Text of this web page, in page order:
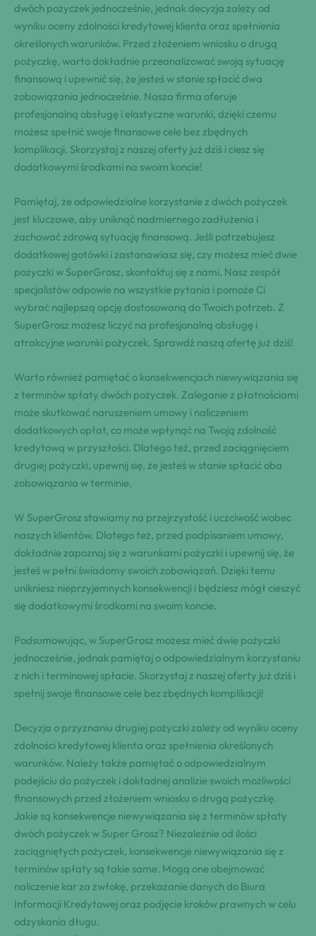
dwóch pożyczek jednocześnie, jednak decyzja zależy od
wyniku oceny zdolności kredytowej klienta oraz spełnienia
określonych warunków. Przed złożeniem wniosku o drugą
pożyczkę, warto dokładnie przeanalizować swoją sytuację
finansową i upewnić się, że jesteś w stanie spłacić dwa
zobowiązania jednocześnie. Nasza firma oferuje
profesjonalną obsługę i elastyczne warunki, dzięki czemu
możesz spełnić swoje finansowe cele bez zbędnych
komplikacji. Skorzystaj z naszej oferty już dziś i ciesz się
dodatkowymi środkami na swoim koncie!
Pamiętaj, że odpowiedzialne korzystanie z dwóch pożyczek
jest kluczowe, aby uniknąć nadmiernego zadłużenia i
zachować zdrową sytuację finansową. Jeśli potrzebujesz
dodatkowej gotówki i zastanawiasz się, czy możesz mieć dwie
pożyczki w SuperGrosz, skontaktuj się z nami. Nasz zespół
specjalistów odpowie na wszystkie pytania i pomoże Ci
wybrać najlepszą opcję dostosowaną do Twoich potrzeb. Z
SuperGrosz możesz liczyć na profesjonalną obsługę i
atrakcyjne warunki pożyczek. Sprawdź naszą ofertę już dziś!
Warto również pamiętać o konsekwencjach niewywiązania się
z terminów spłaty dwóch pożyczek. Zaleganie z płatnościami
może skutkować naruszeniem umowy i naliczeniem
dodatkowych opłat, co może wpłynąć na Twoją zdolność
kredytową w przyszłości. Dlatego też, przed zaciągnięciem
drugiej pożyczki, upewnij się, że jesteś w stanie spłacić oba
zobowiązania w terminie.
W SuperGrosz stawiamy na przejrzystość i uczciwość wobec
naszych klientów. Dlatego też, przed podpisaniem umowy,
dokładnie zapoznaj się z warunkami pożyczki i upewnij się, że
jesteś w pełni świadomy swoich zobowiązań. Dzięki temu
unikniesz nieprzyjemnych konsekwencji i będziesz mógł cieszyć
się dodatkowymi środkami na swoim koncie.
Podsumowując, w SuperGrosz możesz mieć dwie pożyczki
jednocześnie, jednak pamiętaj o odpowiedzialnym korzystaniu
z nich i terminowej spłacie. Skorzystaj z naszej oferty już dziś i
spełnij swoje finansowe cele bez zbędnych komplikacji!
Decyzja o przyznaniu drugiej pożyczki zależy od wyniku oceny
zdolności kredytowej klienta oraz spełnienia określonych
warunków. Należy także pamiętać o odpowiedzialnym
podejściu do pożyczek i dokładnej analizie swoich możliwości
finansowych przed złożeniem wniosku o drugą pożyczkę.
Jakie są konsekwencje niewywiązania się z terminów spłaty
dwóch pożyczek w Super Grosz? Niezależnie od ilości
zaciągniętych pożyczek, konsekwencje niewywiązania się z
terminów spłaty są takie same. Mogą one obejmować
naliczenie kar za zwłokę, przekazanie danych do Biura
Informacji Kredytowej oraz podjęcie kroków prawnych w celu
odzyskania długu.